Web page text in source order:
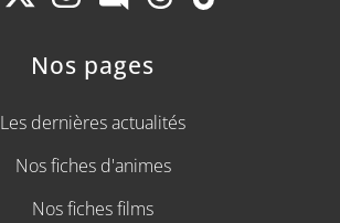
Nos pages
Les dernières actualités
Nos fiches d'animes
Nos fiches films